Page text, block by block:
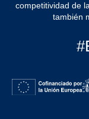
competitividad de
también